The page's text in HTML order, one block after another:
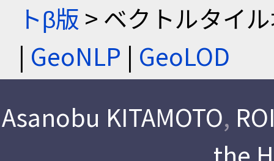
トβ版 > ベクトルタイ
| GeoNLP | GeoLOD
Asanobu KITAMOTO,